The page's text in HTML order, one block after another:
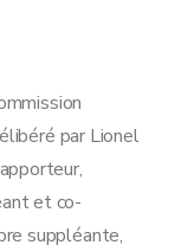
par Lionel
et co-
suppléante,